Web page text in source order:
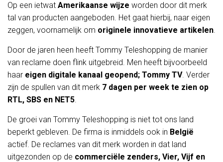
Op een ietwat Amerikaanse wijze worden door dit merk
tal van producten aangeboden. Het gaat hierbij, naar eigen
zeggen, voornamelijk om originele innovatieve artikelen.
Door de jaren heen heeft Tommy Teleshopping de manier
van reclame doen flink uitgebreid. Men heeft bijvoorbeeld
haar eigen digitale kanaal geopend; Tommy TV. Verder
zijn de spullen van dit merk 7 dagen per week te zien op
RTL, SBS en NET5.
De groei van Tommy Teleshopping is niet tot ons land
beperkt gebleven. De firma is inmiddels ook in België
actief. De reclames van dit merk worden in dat land
uitgezonden op de commerciële zenders, Vier, Vijf en